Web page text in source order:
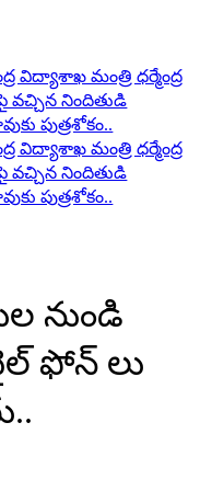
విద్యాశాఖ మంత్రి ధర్మేంద్ర
నిందితుడి
పుత్రశోకం..
విద్యాశాఖ మంత్రి ధర్మేంద్ర
నిందితుడి
పుత్రశోకం..
నుండి
ఫోన్ లు